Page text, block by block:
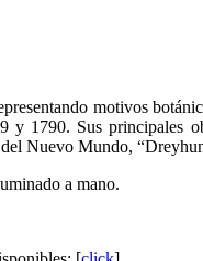
motivos
y 1790. Sus principales
Nuevo Mundo,
a mano.